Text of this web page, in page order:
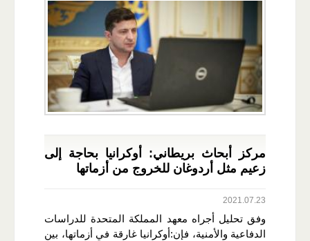
مركز أبحاث بريطاني: أوكرانيا بحاجة إلى
زعيم مثل أردوغان للخروج من أزماتها
2021.07.23
وفق تحليل أجراه معهد المملكة المتحدة للدراسات
الدفاعية والأمنية، فإن:أوكرانيا غارقة في أزماتها، بين